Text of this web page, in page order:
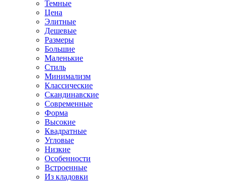
Темные
Цена
Элитные
Дешевые
Размеры
Большие
Маленькие
Стиль
Минимализм
Классические
Скандинавские
Современные
Форма
Высокие
Квадратные
Угловые
Низкие
Особенности
Встроенные
Из кладовки